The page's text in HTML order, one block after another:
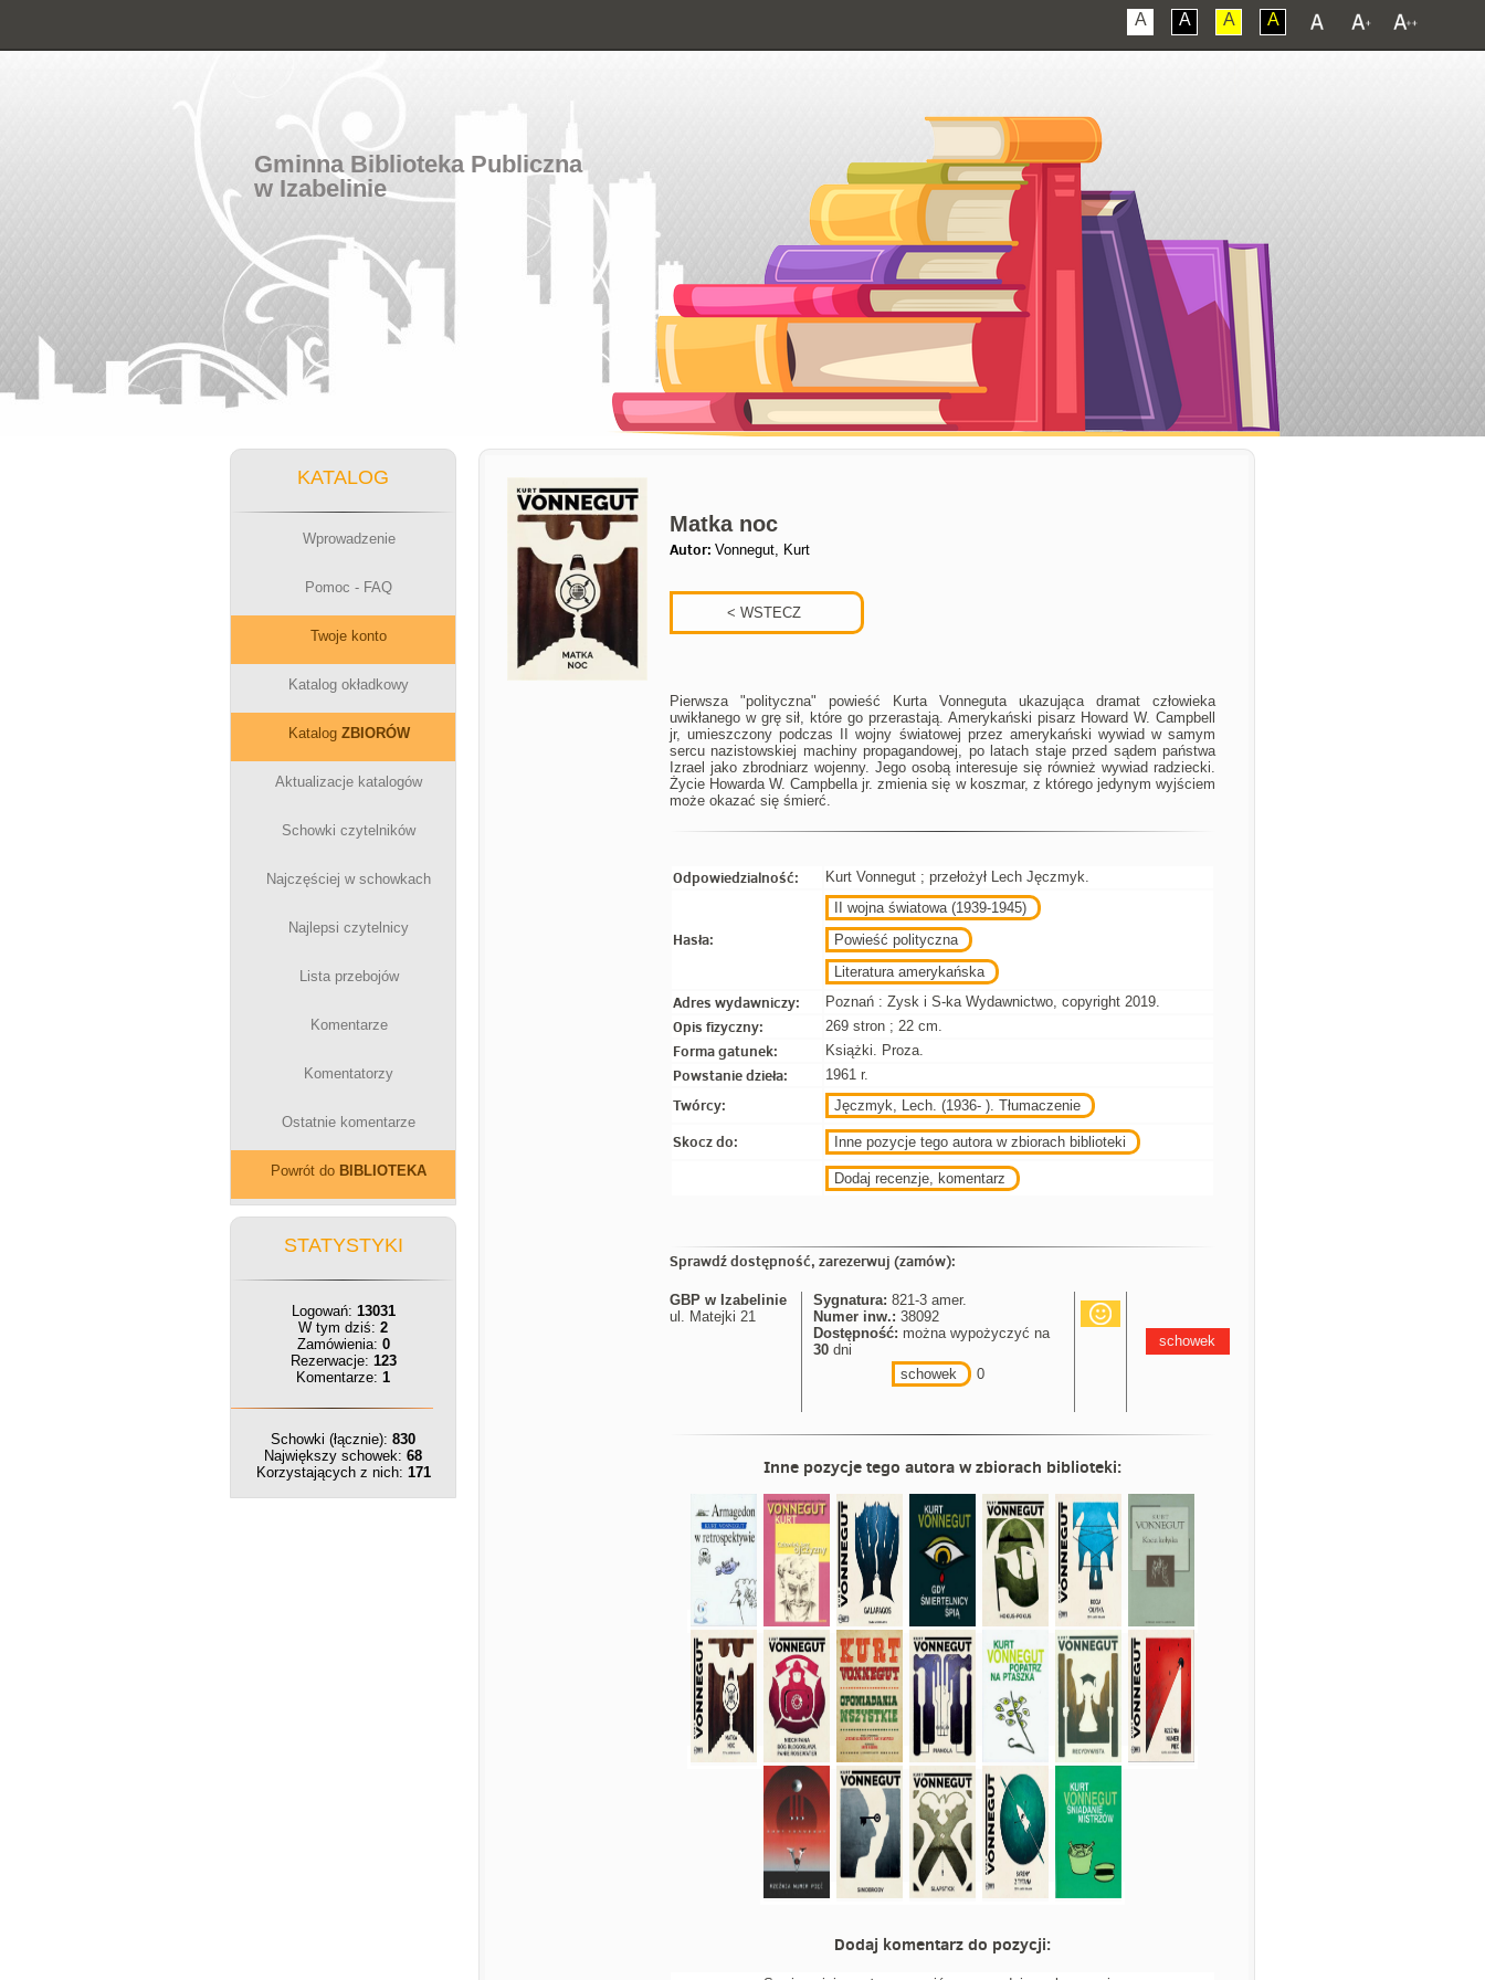
A A A A
Gminna Biblioteka Publiczna
w Izabelinie
KATALOG
Wprowadzenie
Pomoc - FAQ
Twoje konto
Katalog okładkowy
Katalog ZBIORÓW
Aktualizacje katalogów
Schowki czytelników
Najczęściej w schowkach
Najlepsi czytelnicy
Lista przebojów
Komentarze
Komentatorzy
Ostatnie komentarze
Powrót do BIBLIOTEKA
STATYSTYKI
Logowań: 13031
W tym dziś: 2
Zamówienia: 0
Rezerwacje: 123
Komentarze: 1
Schowki (łącznie): 830
Największy schowek: 68
Korzystających z nich: 171
Matka noc
Autor: Vonnegut, Kurt
Pierwsza "polityczna" powieść Kurta Vonneguta ukazująca dramat człowieka
uwikłanego w grę sił, które go przerastają. Amerykański pisarz Howard W. Campbell
jr, umieszczony podczas II wojny światowej przez amerykański wywiad w samym
sercu nazistowskiej machiny propagandowej, po latach staje przed sądem państwa
Izrael jako zbrodniarz wojenny. Jego osobą interesuje się również wywiad radziecki.
Życie Howarda W. Campbella jr. zmienia się w koszmar, z którego jedynym wyjściem
może okazać się śmierć.
Odpowiedzialność: Kurt Vonnegut ; przełożył Lech Jęczmyk.
Hasła:
II wojna światowa (1939-1945)
Powieść polityczna
Literatura amerykańska
Adres wydawniczy: Poznań : Zysk i S-ka Wydawnictwo, copyright 2019.
Opis fizyczny: 269 stron ; 22 cm.
Forma gatunek: Książki. Proza.
Powstanie dzieła: 1961 r.
Twórcy: Jęczmyk, Lech. (1936- ). Tłumaczenie
Skocz do: Inne pozycje tego autora w zbiorach biblioteki
Dodaj recenzje, komentarz
Sprawdź dostępność, zarezerwuj (zamów):
GBP w Izabelinie
ul. Matejki 21
Sygnatura: 821-3 amer.
Numer inw.: 38092
Dostępność: można wypożyczyć na
30 dni
schowek
0
schowek
Inne pozycje tego autora w zbiorach biblioteki:
Dodaj komentarz do pozycji: